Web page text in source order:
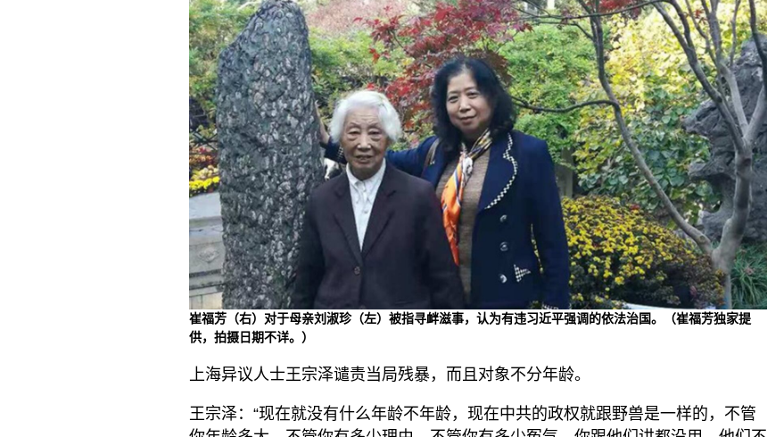
崔福芳（右）对于母亲刘淑珍（左）被指寻衅滋事，认为有违习近平强调的依法治国。（崔福芳独家提
供，拍摄日期不详。）
上海异议人士王宗泽谴责当局残暴，而且对象不分年龄。
王宗泽：“现在就没有什么年龄不年龄，现在中共的政权就跟野兽是一样的，不管